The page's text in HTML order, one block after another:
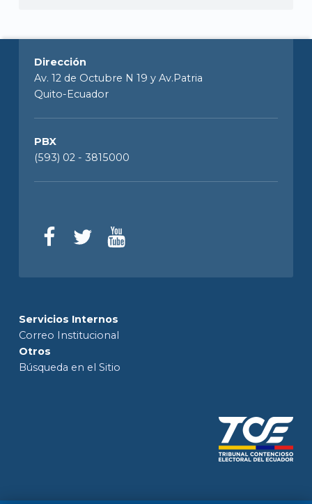
Dirección
Av. 12 de Octubre N 19 y Av.Patria
Quito-Ecuador
PBX
(593) 02 - 3815000
Servicios Internos
Correo Institucional
Otros
Búsqueda en el Sitio